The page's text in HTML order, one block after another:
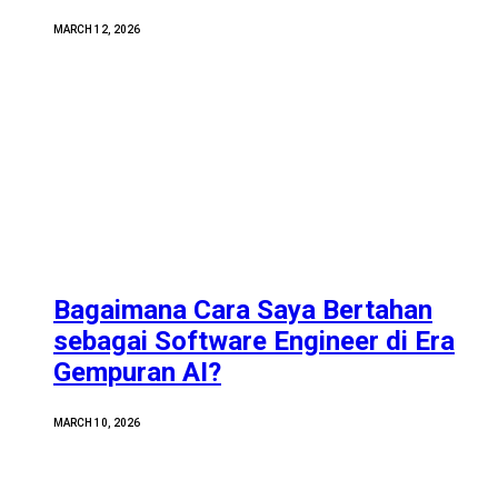
MARCH 12, 2026
Bagaimana Cara Saya Bertahan
sebagai Software Engineer di Era
Gempuran AI?
MARCH 10, 2026